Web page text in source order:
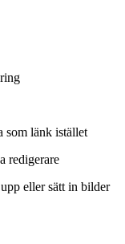
som länk istället
redigerare
eller sätt in bilder